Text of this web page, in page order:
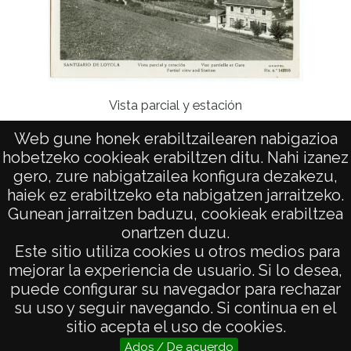
Web gune honek erabiltzailearen nabigazioa
hobetzeko cookieak erabiltzen ditu. Nahi izanez
gero, zure nabigatzailea konfigura dezakezu,
haiek ez erabiltzeko eta nabigatzen jarraitzeko.
Gunean jarraitzen baduzu, cookieak erabiltzea
onartzen duzu.
Este sitio utiliza cookies u otros medios para
mejorar la experiencia de usuario. Si lo desea,
puede configurar su navegador para rechazar
su uso y seguir navegando. Si continua en el
sitio acepta el uso de cookies.
Ados / De acuerdo
Vista parcial y estación
Luis
AVISO LEGAL
POLÍTICA DE PRIVACIDAD
ACCESIBILIDAD
ATENCIÓN CIUDADANA